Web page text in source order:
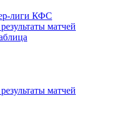
лиги КФС
матчей
матчей